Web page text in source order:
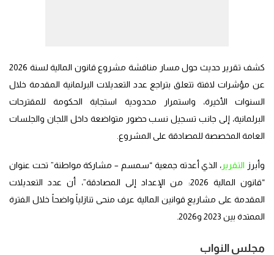
كشف تقرير حديث حول مسار مناقشة مشروع قانون المالية لسنة 2026
عن مؤشرات لافتة تتعلق بتراجع عدد التعديلات البرلمانية المقدمة خلال
السنوات الأخيرة، واستمرار محدودية استجابة الحكومة للمقترحات
البرلمانية، إلى جانب تسجيل نسب حضور متواضعة داخل اللجان والجلسات
العامة المخصصة للمصادقة على المشروع.
وأبرز التقرير، الذي أعدته جمعية “سمسم – مشاركة مواطنة” تحت عنوان
“قانون المالية 2026: من الإعداد إلى المصادقة”، أن عدد التعديلات
المقدمة على مشاريع قوانين المالية عرف منحى تنازلياً واضحاً خلال الفترة
الممتدة بين 2023 و2026.
مجلس النواب